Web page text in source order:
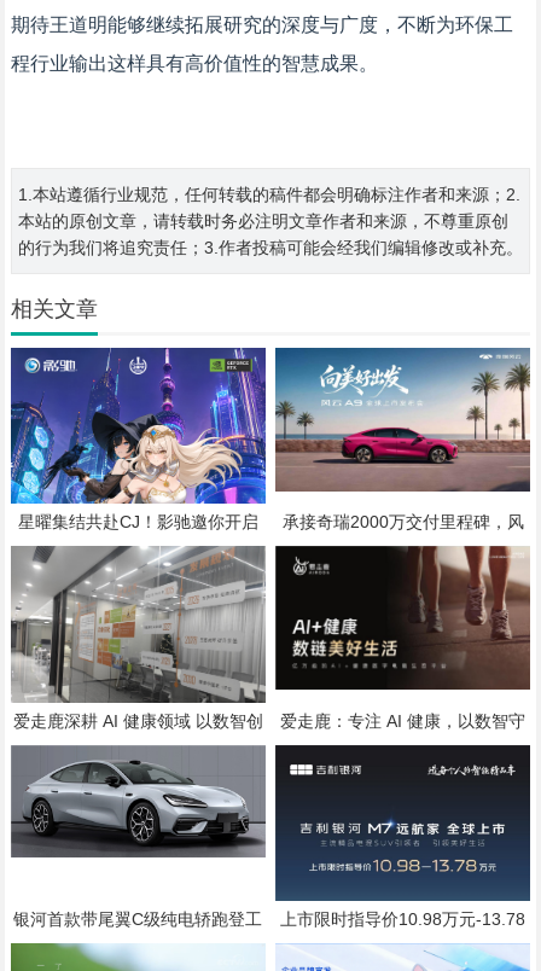
期待王道明能够继续拓展研究的深度与广度，不断为环保工
程行业输出这样具有高价值性的智慧成果。
1.本站遵循行业规范，任何转载的稿件都会明确标注作者和来源；2.
本站的原创文章，请转载时务必注明文章作者和来源，不尊重原创
的行为我们将追究责任；3.作者投稿可能会经我们编辑修改或补充。
相关文章
星曜集结共赴CJ！影驰邀你开启
次元与科技的双重冒险
承接奇瑞2000万交付里程碑，风
云A9将于7月25日全球上市
爱走鹿深耕 AI 健康领域 以数智创
新，赋能全民健康
爱走鹿：专注 AI 健康，以数智守
护全民日常健康生活
银河首款带尾翼C级纯电轿跑登工
信部公告，代号银河“TT”，配置标
上市限时指导价10.98万元-13.78
万元